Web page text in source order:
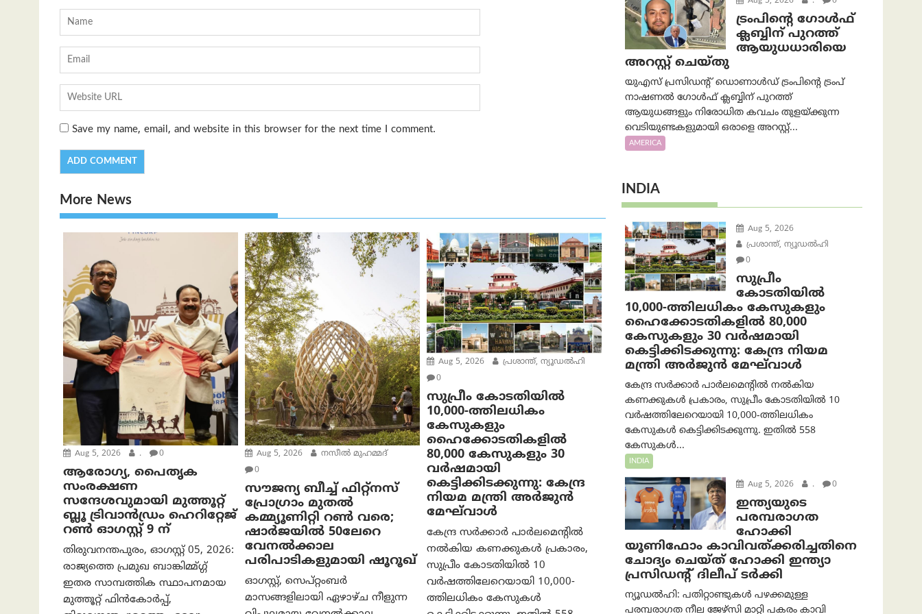
Save my name, email, and website in this browser for the next time I comment.
More News
Aug 5, 2026 . 0
ആരോഗ്യ, പൈതൃക
സംരക്ഷണ
സന്ദേശവുമായി മുത്തൂറ്റ്
ബ്ലൂ ട്രിവാൻഡ്രം ഹെറിറ്റേജ്
റൺ ഓഗസ്റ്റ് 9 ന്
തിരുവനന്തപുരം, ഓഗസ്റ്റ് 05, 2026:
രാജ്യത്തെ പ്രമുഖ ബാങ്കിമ്മ്ഗ്ഗ്
ഇതര സാമ്പത്തിക സ്ഥാപനമായ
മുത്തൂറ്റ് ഫിൻകോർപ്പ്,
Aug 5, 2026
നസീല്‍ മുഹമ്മദ്
0
സൗജന്യ ബീച്ച് ഫിറ്റ്നസ്
പ്രോ​ഗ്രാം മുതൽ
കമ്മ്യൂണിറ്റി റൺ വരെ;
ഷാർജയിൽ 50ലേറെ
വേനൽക്കാല
പരിപാടികളുമായി ഷൂറൂഖ്
ഓഗസ്റ്റ്, സെപ്റ്റംബർ
മാസങ്ങളിലായി ഏഴാഴ്ച നീളുന്ന
Aug 5, 2026
പ്രശാന്ത്, ന്യൂഡല്‍ഹി
0
സുപ്രീം കോടതിയിൽ
10,000-ത്തിലധികം
കേസുകളും
ഹൈക്കോടതികളിൽ
80,000 കേസുകളും 30
വർഷമായി
കെട്ടിക്കിടക്കുന്നു: കേന്ദ്ര
നിയമ മന്ത്രി അര്‍ജുന്‍
മേഘ്‌വാള്‍
കേന്ദ്ര സർക്കാർ പാർലമെന്റിൽ
നൽകിയ കണക്കുകൾ പ്രകാരം,
സുപ്രീം കോടതിയിൽ 10
വർഷത്തിലേറെയായി 10,000-
ത്തിലധികം കേസുകൾ
ട്രംപിന്റെ ഗോൾഫ്
ക്ലബ്ബിന് പുറത്ത്
ആയുധധാരിയെ
അറസ്റ്റ് ചെയ്തു
യുഎസ് പ്രസിഡന്റ് ഡൊണാൾഡ് ട്രംപിന്റെ ട്രംപ്
നാഷണൽ ഗോൾഫ് ക്ലബ്ബിന് പുറത്ത്
ആയുധങ്ങളും നിരോധിത കവചം തുളയ്ക്കുന്ന
വെടിയുണ്ടകളുമായി ഒരാളെ അറസ്റ്റ്...
AMERICA
INDIA
Aug 5, 2026
പ്രശാന്ത്, ന്യൂഡല്‍ഹി
0
സുപ്രീം
കോടതിയിൽ
10,000-ത്തിലധികം കേസുകളും
ഹൈക്കോടതികളിൽ 80,000
കേസുകളും 30 വർഷമായി
കെട്ടിക്കിടക്കുന്നു: കേന്ദ്ര നിയമ
മന്ത്രി അര്‍ജുന്‍ മേഘ്‌വാള്‍
കേന്ദ്ര സർക്കാർ പാർലമെന്റിൽ നൽകിയ
കണക്കുകൾ പ്രകാരം, സുപ്രീം കോടതിയിൽ 10
വർഷത്തിലേറെയായി 10,000-ത്തിലധികം
കേസുകൾ കെട്ടിക്കിടക്കുന്നു. ഇതിൽ 558
കേസുകൾ...
INDIA
Aug 5, 2026 . 0
ഇന്ത്യയുടെ
പരമ്പരാഗത
ഹോക്കി
യൂണിഫോം കാവിവത്ക്കരിച്ചതിനെ
ചോദ്യം ചെയ്ത് ഹോക്കി ഇന്ത്യാ
പ്രസിഡന്റ് ദിലീപ് ടര്‍ക്കി
ന്യൂഡൽഹി: പതിറ്റാണ്ടുകൾ പഴക്കമുള്ള
പരമ്പരാഗത നീല ജേഴ്‌സി മാറ്റി പകരം കാവി